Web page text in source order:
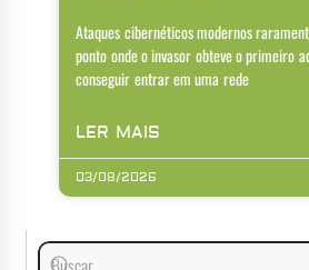
Ataques cibernéticos modernos
ponto onde o invasor obteve o primeiro
conseguir entrar em uma rede
LER MAIS
03/08/2026